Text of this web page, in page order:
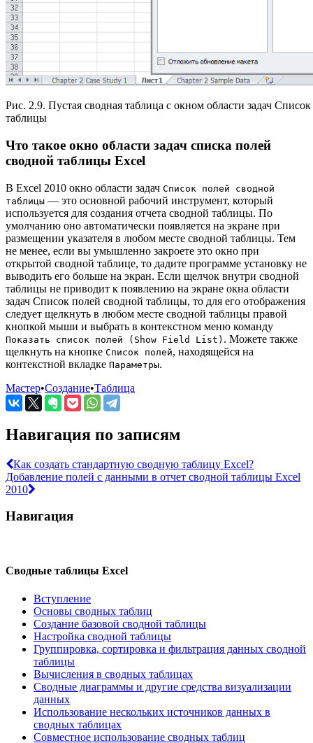
Рис. 2.9. Пустая сводная таблица с окном области задач
таблицы
Что такое окно области задач списка полей
сводной таблицы Excel
В Excel 2010 окно области задач Список полей сводной
таблицы — это основной рабочий инструмент, который
используется для создания отчета сводной таблицы. По
умолчанию оно автоматически появляется на экране при
размещении указателя в любом месте сводной таблицы. Тем
не менее, если вы умышленно закроете это окно при
открытой сводной таблице, то дадите программе установку не
выводить его больше на экран. Если щелчок внутри сводной
таблицы не приводит к появлению на экране окна области
задач Список полей сводной таблицы, то для его отображения
следует щелкнуть в любом месте сводной таблицы правой
кнопкой мыши и выбрать в контекстном меню команду
Показать список полей (Show Field List) . Можете также
щелкнуть на кнопке Список полей, находящейся на
контекстной вкладке Параметры.
Мастер•Создание•Таблица
Навигация по записям
Как создать стандартную сводную таблицу Excel?
Добавление полей с данными в отчет сводной таблицы Excel
2010
Навигация
Сводные таблицы Excel
Вступление
Основы сводных таблиц
Создание базовой сводной таблицы
Настройка сводной таблицы
Группировка, сортировка и фильтрация данных сводной
таблицы
Вычисления в сводных таблицах
Сводные диаграммы и другие средства визуализации
данных
Использование нескольких источников данных в
сводных таблицах
Совместное использование сводных таблиц